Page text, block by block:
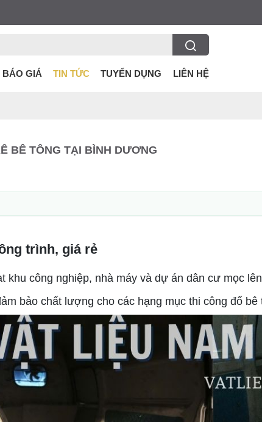
BÁO GIÁ TIN TỨC TUYỂN DỤNG LIÊN HỆ
BÊ TÔNG TẠI BÌNH DƯƠNG
trình, giá rẻ
công nghiệp, nhà máy và dự án dân cư mọc
bảo chất lượng cho các hạng mục thi công đổ bê